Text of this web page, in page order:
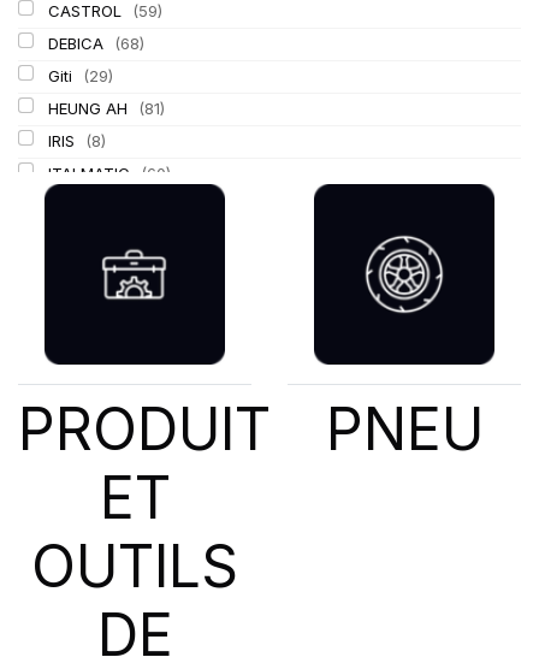
CASTROL
(59)
DEBICA
(68)
Giti
(29)
HEUNG AH
(81)
IRIS
(8)
ITALMATIC
(60)
LING LONG (152)
MICHELIN (345)
Mondolfo ferro (31)
PROMETEON
(18)
(23)
STICA
PRODUIT
ET
OUTILS
DE
PNEU